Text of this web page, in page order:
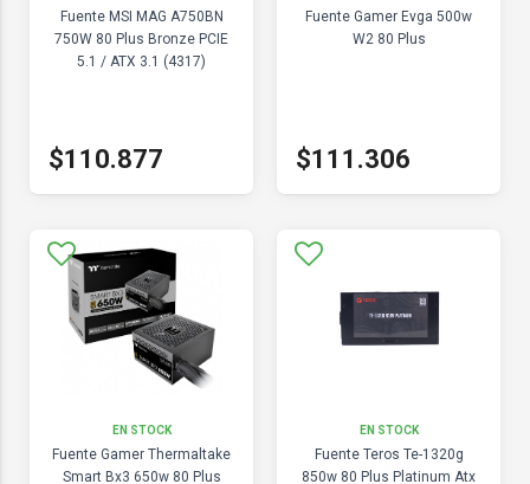
Fuente MSI MAG A750BN
750W 80 Plus Bronze PCIE
5.1 / ATX 3.1 (4317)
$110.877
Fuente Gamer Evga 500w
W2 80 Plus
$111.306
EN STOCK
Fuente Gamer Thermaltake
Smart Bx3 650w 80 Plus
EN STOCK
Fuente Teros Te-1320g
850w 80 Plus Platinum Atx